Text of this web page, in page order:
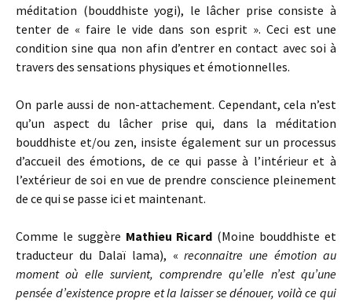
méditation (bouddhiste yogi), le lâcher prise consiste à
tenter de « faire le vide dans son esprit ». Ceci est une
condition sine qua non afin d’entrer en contact avec soi à
travers des sensations physiques et émotionnelles.
On parle aussi de non-attachement. Cependant, cela n’est
qu’un aspect du lâcher prise qui, dans la méditation
bouddhiste et/ou zen, insiste également sur un processus
d’accueil des émotions, de ce qui passe à l’intérieur et à
l’extérieur de soi en vue de prendre conscience pleinement
de ce qui se passe ici et maintenant.
Comme le suggère Mathieu Ricard (Moine bouddhiste et
traducteur du Dalaï lama), «reconnaitre une émotion au
moment où elle survient, comprendre qu’elle n’est qu’une
pensée d’existence propre et la laisser se dénouer, voilà ce qui